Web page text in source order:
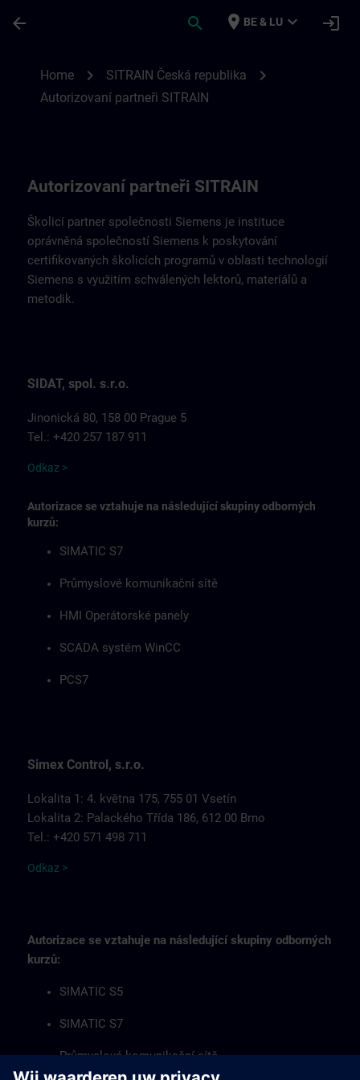
arrow_back search place BE & LU expand_more login
Home chevron_right SITRAIN Česká republika chevron_right
Autorizovaní partneři SITRAIN
Autorizovaní partneři SITRAIN
Školicí partner společnosti Siemens je instituce
oprávněná společností Siemens k poskytování
certifikovaných školicích programů v oblasti technologií
Siemens s využitím schválených lektorů, materiálů a
metodik.
SIDAT, spol. s.r.o.
Jinonická 80, 158 00 Prague 5
Tel.: +420 257 187 911
Odkaz >
Autorizace se vztahuje na následující skupiny odborných
kurzů:
SIMATIC S7
Průmyslové komunikační sítě
HMI Operátorské panely
SCADA systém WinCC
PCS7
Simex Control, s.r.o.
Lokalita 1: 4. května 175, 755 01 Vsetín
Lokalita 2: Palackého Třída 186, 612 00 Brno
Tel.: +420 571 498 711
Odkaz >
Autorizace se vztahuje na následující skupiny odborných
kurzů:
SIMATIC S5
SIMATIC S7
Průmyslové komunikační sítě